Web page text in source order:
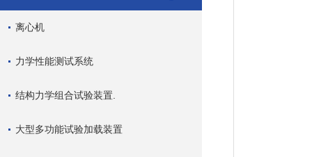
离心机
力学性能测试系统
结构力学组合试验装置.
大型多功能试验加载装置